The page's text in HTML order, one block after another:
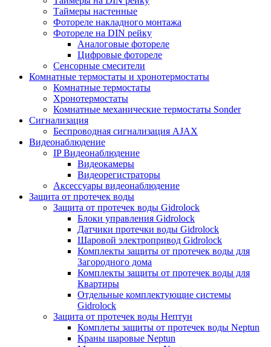
Таймеры настенные
Фотореле накладного монтажа
Фотореле на DIN рейку
Аналоговые фотореле
Цифровые фотореле
Сенсорные смесители
Комнатные термостаты и хронотермостаты
Комнатные термостаты
Хронотермостаты
Комнатные механические термостаты Sonder
Сигнализация
Беспроводная сигнализация AJAX
Видеонаблюдение
IP Видеонаблюдение
Видеокамеры
Видеорегистраторы
Аксессуары видеонаблюдение
Защита от протечек воды
Защита от протечек воды Gidrolock
Блоки управления Gidrolock
Датчики протечки воды Gidrolock
Шаровой электропривод Gidrolock
Комплекты защиты от протечек воды для
Загородного дома
Комплекты защиты от протечек воды для
Квартиры
Отдельные комплектующие системы
Gidrolock
Защита от протечек воды Нептун
Комплеты защиты от протечек воды Neptun
Краны шаровые Neptun